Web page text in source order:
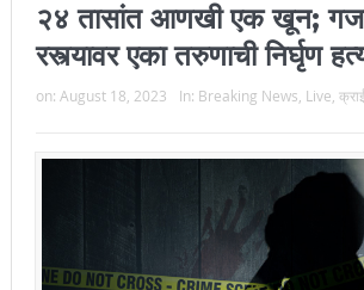
२४ तासांत आणखी एक खून;
रस्त्यावर एका तरुणाची निर्घृण
on: August 18, 2023 In: Breaking News Live